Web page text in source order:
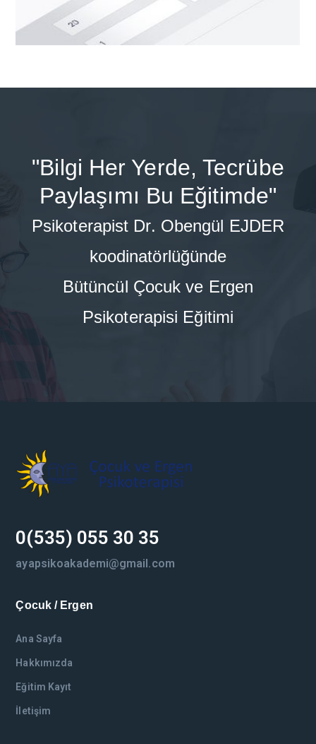
"Bilgi Her Yerde, Tecrübe
Paylaşımı Bu Eğitimde"
Psikoterapist Dr. Obengül EJDER
koodinatörlüğünde
Bütüncül Çocuk ve Ergen
Psikoterapisi Eğitimi
0(535) 055 30 35
ayapsikoakademi@gmail.com
Çocuk / Ergen
Ana Sayfa
Hakkımızda
Eğitim Kayıt
İletişim